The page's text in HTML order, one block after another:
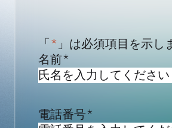
「*」は必須項目を示し
名前*
電話番号*